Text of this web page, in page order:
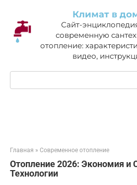
контенту
Климат в
Сайт-
современную
отопление:
видео,
Поиск:
Главная » Современное отопление
Отопление 2026: Экономия и
Технологии